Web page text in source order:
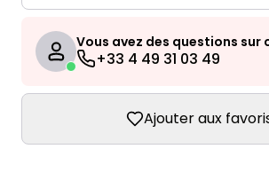
Vous avez des questions sur
+33 4 49 31 03 49
Ajouter aux